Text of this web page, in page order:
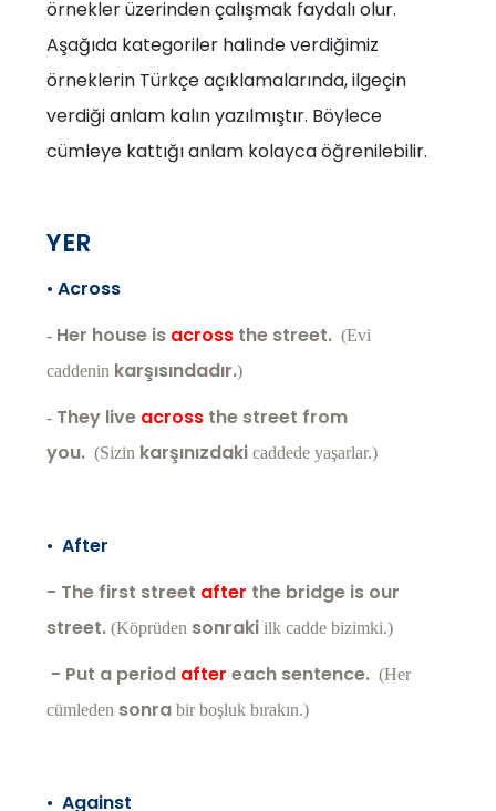
örnekler üzerinden çalışmak faydalı olur.
Aşağıda kategoriler halinde verdiğimiz
örneklerin Türkçe açıklamalarında, ilgeçin
verdiği anlam kalın yazılmıştır. Böylece
cümleye kattığı anlam kolayca öğrenilebilir.
YER
• Across
- Her house is across the street. (Evi
caddenin karşısındadır.)
- They live across the street from
you. (Sizin karşınızdaki caddede yaşarlar.)
• After
- The first street after the bridge is our
street. (Köprüden sonraki ilk cadde bizimki.)
- Put a period after each sentence. (Her
cümleden sonra bir boşluk bırakın.)
• Against